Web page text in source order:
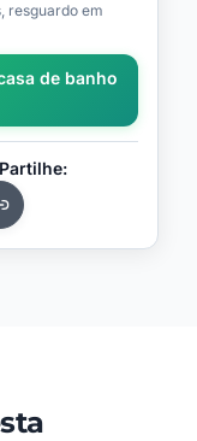
resguardo em
de banho